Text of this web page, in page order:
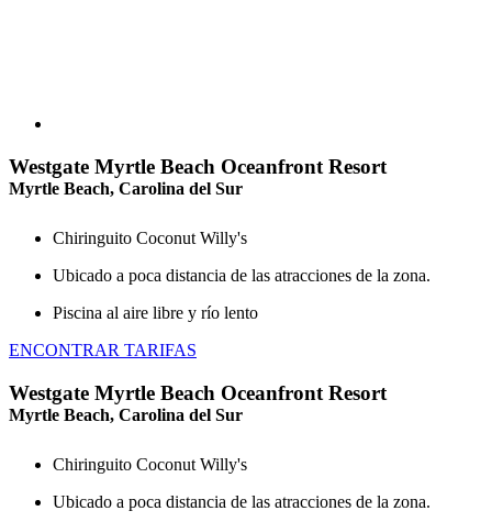
Westgate Myrtle Beach Oceanfront Resort
Myrtle Beach, Carolina del Sur
Chiringuito Coconut Willy's
Ubicado a poca distancia de las atracciones de la zona.
Piscina al aire libre y río lento
ENCONTRAR TARIFAS
Westgate Myrtle Beach Oceanfront Resort
Myrtle Beach, Carolina del Sur
Chiringuito Coconut Willy's
Ubicado a poca distancia de las atracciones de la zona.